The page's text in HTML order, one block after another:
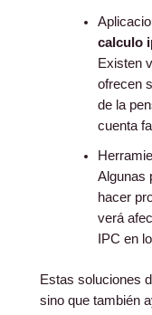
calculo
Existen
ofrecen
de la
cuenta
Algunas
hacer
verá
IPC en
Estas soluciones
sino que también